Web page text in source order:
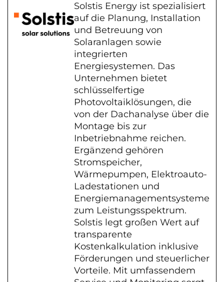
Solstis Energy ist spezialisiert
auf die Planung, Installation
und Betreuung von
Solaranlagen sowie
integrierten
Energiesystemen. Das
Unternehmen bietet
schlüsselfertige
Photovoltaiklösungen, die
von der Dachanalyse über die
Montage bis zur
Inbetriebnahme reichen.
Ergänzend gehören
Stromspeicher,
Wärmepumpen, Elektroauto-
Ladestationen und
Energiemanagementsysteme
zum Leistungsspektrum.
Solstis legt großen Wert auf
transparente
Kostenkalkulation inklusive
Förderungen und steuerlicher
Vorteile. Mit umfassendem